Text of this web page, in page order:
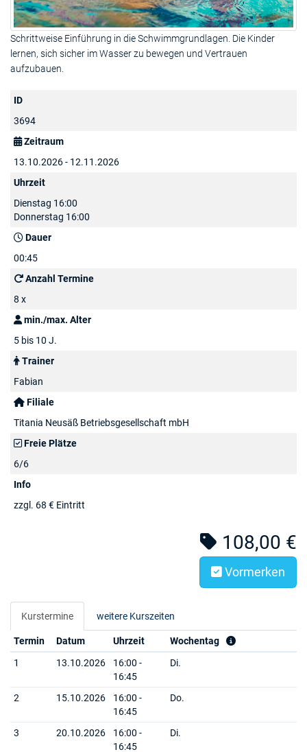
Schrittweise Einführung in die Schwimmgrundlagen. Die Kinder
lernen, sich sicher im Wasser zu bewegen und Vertrauen
aufzubauen.
ID
3694
Zeitraum
13.10.2026 - 12.11.2026
Uhrzeit
Dienstag 16:00
Donnerstag 16:00
Dauer
00:45
Anzahl Termine
8 x
min./max. Alter
5 bis 10 J.
Trainer
Fabian
Filiale
Titania Neusäß Betriebsgesellschaft mbH
Freie Plätze
6/6
Info
zzgl. 68 € Eintritt
108,00 €
Vormerken
Kurstermine weitere Kurszeiten
Termin Datum Uhrzeit
Wochentag
1
13.10.2026
16:00 -
16:45
Di.
2 15.10.2026
16:00 -
16:45
Do.
3 20.10.2026
16:00 -
16:45
Di.